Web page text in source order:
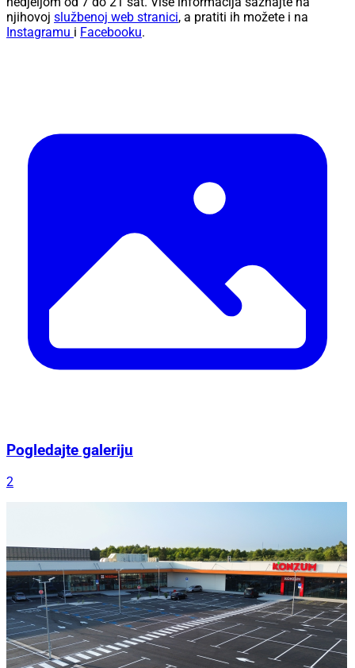
njihovoj službenoj web stranici, a pratiti ih možete i na
Instagramu i Facebooku.
Pogledajte galeriju
2